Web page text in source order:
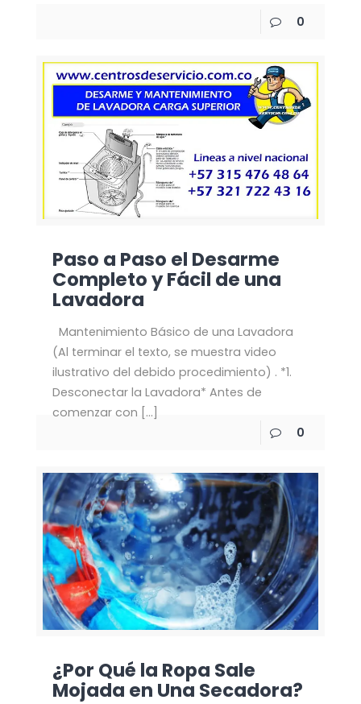
0
Paso a Paso el Desarme
Completo y Fácil de una
Lavadora
Mantenimiento Básico de una Lavadora
(Al terminar el texto, se muestra video
ilustrativo del debido procedimiento) . *1.
Desconectar la Lavadora* Antes de
comenzar con […]
0
¿Por Qué la Ropa Sale
Mojada en Una Secadora?